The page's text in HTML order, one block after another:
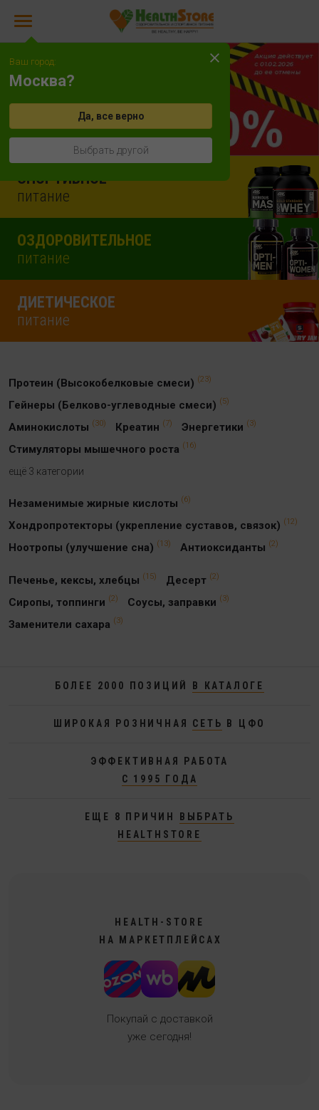
СПОРТИВНОЕ
питание
ОЗДОРОВИТЕЛЬНОЕ
питание
ДИЕТИЧЕСКОЕ
питание
Протеин (Высокобелковые смеси) (23)
Гейнеры (Белково-углеводные смеси) (5)
Аминокислоты (30) Креатин (7) Энергетики (3)
Стимуляторы мышечного роста (16)
ещё 3 категории
Незаменимые жирные кислоты (6)
Хондропротекторы (укрепление суставов, связок) (12)
Ноотропы (улучшение сна) (13) Антиоксиданты (2)
Печенье, кексы, хлебцы (15) Десерт (2)
Сиропы, топпинги (2) Соусы, заправки (3)
Заменители сахара (3)
БОЛЕЕ 2000 ПОЗИЦИЙ В КАТАЛОГЕ
ШИРОКАЯ РОЗНИЧНАЯ СЕТЬ В ЦФО
ЭФФЕКТИВНАЯ РАБОТА
С 1995 ГОДА
ЕЩЕ 8 ПРИЧИН
ВЫБРАТЬ
HEALTHSTORE
HEALTH-STORE
НА МАРКЕТПЛЕЙСАХ
Покупай с доставкой
уже сегодня!
Ваш город:
Москва?
Да, все верно
Выбрать другой